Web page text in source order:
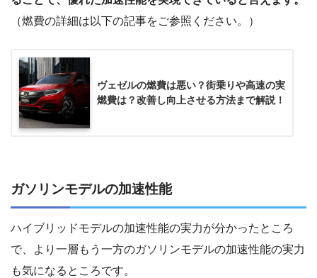
（燃費の詳細は以下の記事をご参照ください。）
ヴェゼルの燃費は悪い？街乗りや高速の実
燃費は？改善し向上させる方法まで解説！
ガソリンモデルの加速性能
ハイブリッドモデルの加速性能の実力が分かったところ
で、より一層もう一方のガソリンモデルの加速性能の実力
も気になるところです。